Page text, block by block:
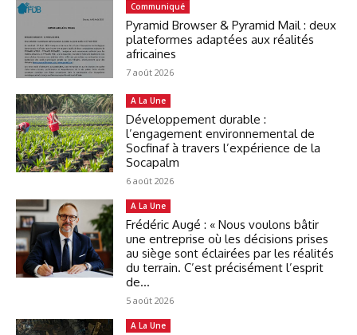
Communiqué
Pyramid Browser & Pyramid Mail : deux
plateformes adaptées aux réalités
africaines
7 août 2026
A La Une
Développement durable :
l’engagement environnemental de
Socfinaf à travers l’expérience de la
Socapalm
6 août 2026
A La Une
Frédéric Augé : « Nous voulons bâtir
une entreprise où les décisions prises
au siège sont éclairées par les réalités
du terrain. C’est précisément l’esprit
de...
5 août 2026
A La Une